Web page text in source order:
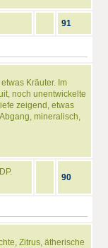
91
Kräuter. Im
noch unentwickelte
zeigend, etwas
mineralisch,
90
Zitrus, ätherische